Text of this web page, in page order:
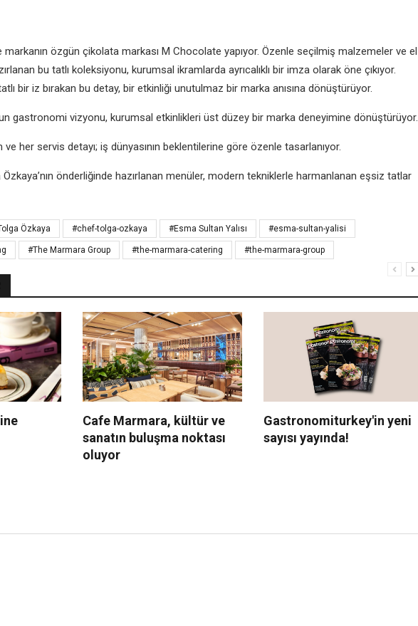
markanın özgün çikolata markası M Chocolate yapıyor. Özenle seçilmiş malzemeler ve el
bu tatlı koleksiyonu, kurumsal ikramlarda ayrıcalıklı bir imza olarak öne çıkıyor.
bir iz bırakan bu detay, bir etkinliği unutulmaz bir marka anısına dönüştürüyor.
gastronomi vizyonu, kurumsal etkinlikleri üst düzey bir marka deneyimine dönüştürüyor.
her servis detayı; iş dünyasının beklentilerine göre özenle tasarlanıyor.
önderliğinde hazırlanan menüler, modern tekniklerle harmanlanan eşsiz tatlar
Özkaya #chef-tolga-ozkaya #Esma Sultan Yalısı #esma-sultan-yalisi
#The Marmara Group #the-marmara-catering #the-marmara-group
Cafe Marmara, kültür ve
sanatın buluşma noktası
oluyor
Gastronomiturkey'in yeni
sayısı yayında!